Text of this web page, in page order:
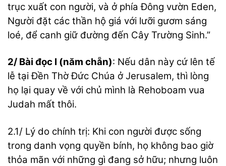
trục xuất con người, và ở phía Đông vườn Eden,
Người đặt các thần hộ giá với lưỡi gươm sáng
loé, để canh giữ đường đến Cây Trường Sinh.”
2/ Bài đọc I (năm chẵn): Nếu dân này cứ lên tế
lễ tại Đền Thờ Đức Chúa ở Jerusalem, thì lòng
họ lại quay về với chủ mình là Rehoboam vua
Judah mất thôi.
2.1/ Lý do chính trị: Khi con người được sống
trong danh vọng quyền bính, họ không bao giờ
thỏa mãn với những gì đang sở hữu; nhưng luôn